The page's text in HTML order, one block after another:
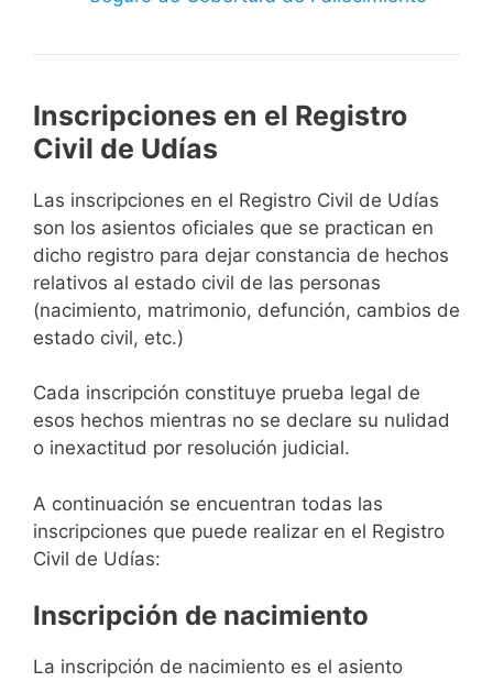
Inscripciones en el Registro
Civil de Udías
Las inscripciones en el Registro Civil de Udías
son los asientos oficiales que se practican en
dicho registro para dejar constancia de hechos
relativos al estado civil de las personas
(nacimiento, matrimonio, defunción, cambios de
estado civil, etc.)
Cada inscripción constituye prueba legal de
esos hechos mientras no se declare su nulidad
o inexactitud por resolución judicial.
A continuación se encuentran todas las
inscripciones que puede realizar en el Registro
Civil de Udías:
Inscripción de nacimiento
La inscripción de nacimiento es el asiento